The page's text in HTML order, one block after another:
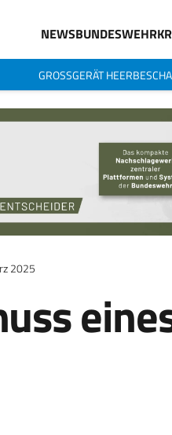
NEWSBUNDESWEHR
GROSSGERÄT HEER
2025